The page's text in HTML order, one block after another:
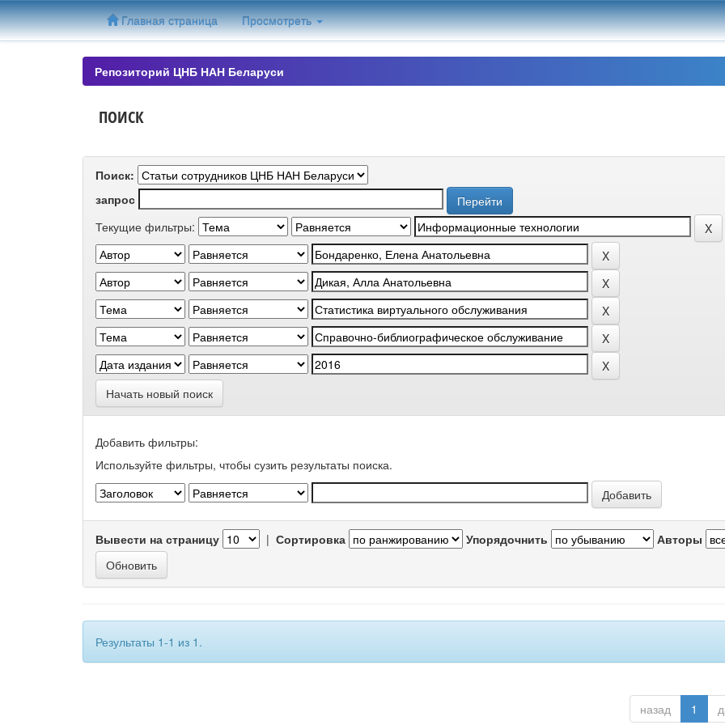
Skip
navigation
Главная страница Просмотреть
Репозиторий ЦНБ НАН Беларуси
ПОИСК
Поиск:
запрос
Текущие фильтры:
Начать новый поиск
Добавить фильтры:
Используйте фильтры, чтобы сузить результаты поиска.
Вывести на страницу | Сортировка Упорядочнить Авторы
Результаты 1-1 из 1.
назад 1